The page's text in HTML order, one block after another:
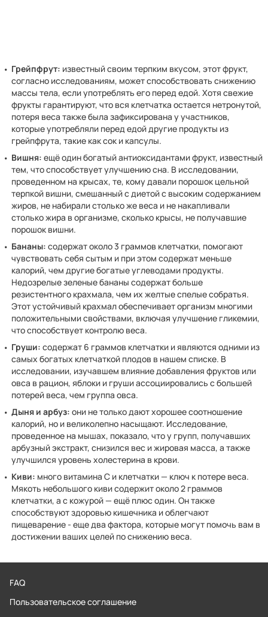
Грейпфрут: известный своим терпким вкусом, этот фрукт,
согласно исследованиям, может способствовать снижению
массы тела, если употреблять его перед едой. Хотя свежие
фрукты гарантируют, что вся клетчатка остается нетронутой,
потеря веса также была зафиксирована у участников,
которые употребляли перед едой другие продукты из
грейпфрута, такие как сок и капсулы.
Вишня:ещё один богатый антиоксидантами фрукт, известный
тем, что способствует улучшению сна. В исследовании,
проведенном на крысах, те, кому давали порошок цельной
терпкой вишни, смешанный с диетой с высоким содержанием
жиров, не набирали столько же веса и не накапливали
столько жира в организме, сколько крысы, не получавшие
порошок вишни.
Бананы:содержат около 3 граммов клетчатки, помогают
чувствовать себя сытым и при этом содержат меньше
калорий, чем другие богатые углеводами продукты.
Недозрелые зеленые бананы содержат больше
резистентного крахмала, чем их желтые спелые собратья.
Этот устойчивый крахмал обеспечивает организм многими
положительными свойствами, включая улучшение гликемии,
что способствует контролю веса.
Груши:содержат 6 граммов клетчатки и являются одними из
самых богатых клетчаткой плодов в нашем списке. В
исследовании, изучавшем влияние добавления фруктов или
овса в рацион, яблоки и груши ассоциировались с большей
потерей веса, чем группа овса.
Дыня и арбуз:они не только дают хорошее соотношение
калорий, но и великолепно насыщают. Исследование,
проведенное на мышах, показало, что у групп, получавших
арбузный экстракт, снизился вес и жировая масса, а также
улучшился уровень холестерина в крови.
Киви: много витамина С и клетчатки — ключ к потере веса.
Мякоть небольшого киви содержит около 2 граммов
клетчатки, а с кожурой — ещё плюс один. Он также
способствуют здоровью кишечника и облегчают
пищеварение - еще два фактора, которые могут помочь вам в
достижении ваших целей по снижению веса.
FAQ
Пользовательское соглашение